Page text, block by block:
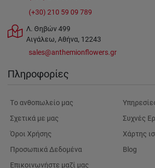
(+30) 210 59 09 789
Λ. Θηβών 499
Αιγάλεω, Αθήνα, 12243
sales@anthemionflowers.gr
Πληροφορίες
Tο ανθοπωλείο μας
Σχετικά με μας
Όροι Χρήσης
Προσωπικά Δεδομένα
Επικοινωνήστε μαζί μας
Συχνές
Χάρτης
Blog